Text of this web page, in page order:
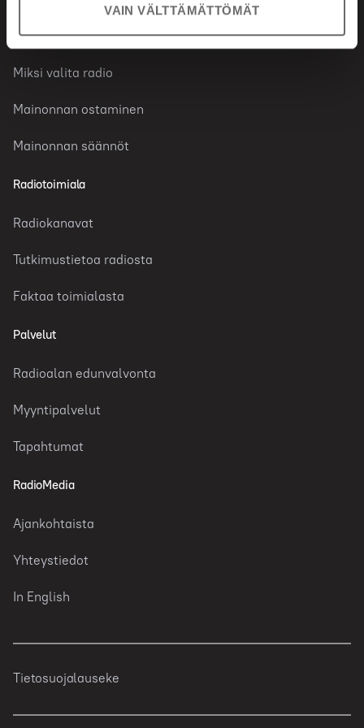
VAIN VÄLTTÄMÄTTÖMÄT
Radiomainonta
Miksi valita radio
Mainonnan ostaminen
Mainonnan säännöt
Radiotoimiala
Radiokanavat
Tutkimustietoa radiosta
Faktaa toimialasta
Palvelut
Radioalan edunvalvonta
Myyntipalvelut
Tapahtumat
RadioMedia
Ajankohtaista
Yhteystiedot
In English
Tietosuojalauseke